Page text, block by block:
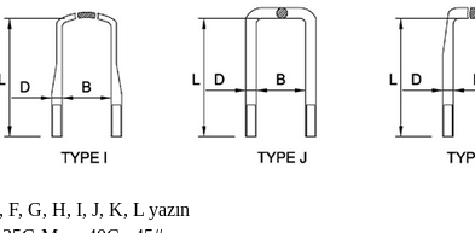
G, H, I, J, K, L yazın